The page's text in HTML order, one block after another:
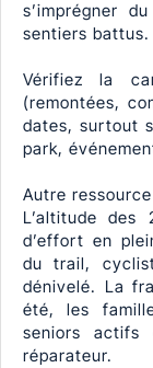
s’imprégner
sentiers battus.
Vérifiez la
(remontées,
dates, surtout
park,
Autre
L’altitude des
d’effort en
du trail,
dénivelé. La
été, les
seniors actifs
réparateur.